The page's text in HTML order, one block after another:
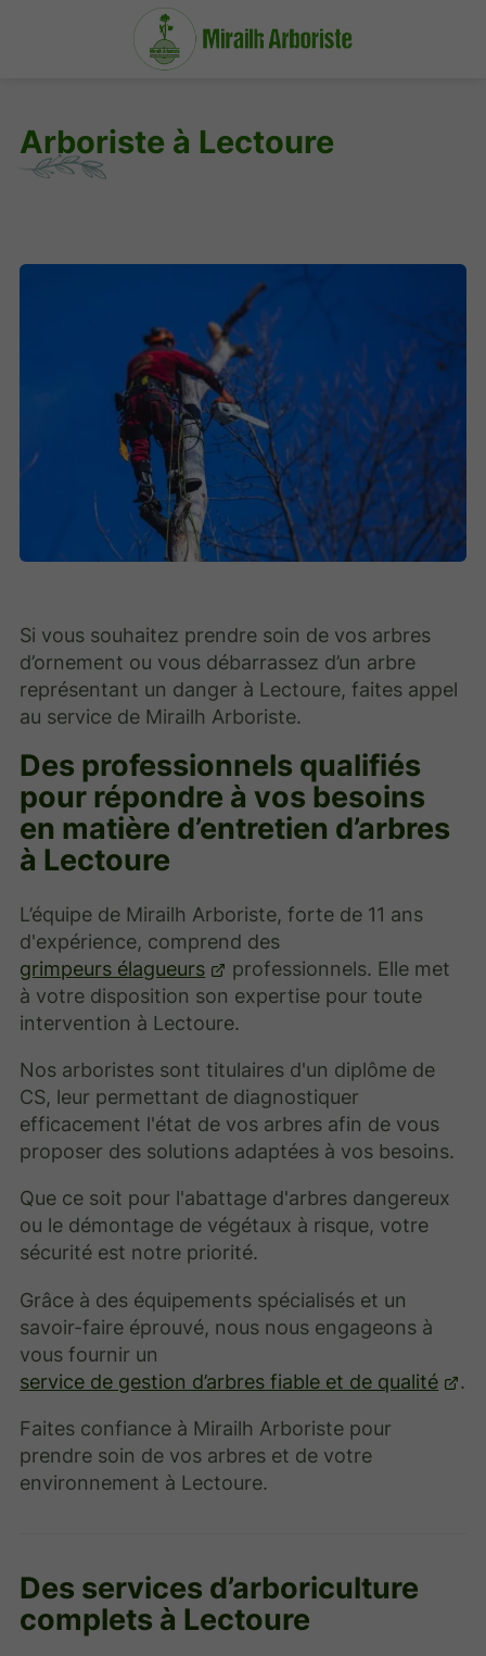
Arboriste à Lectoure
Si vous souhaitez prendre soin de vos arbres
d’ornement ou vous débarrassez d’un arbre
représentant un danger à Lectoure, faites appel
au service de Mirailh Arboriste.
Des professionnels qualifiés
pour répondre à vos besoins
en matière d’entretien d’arbres
à Lectoure
L’équipe de Mirailh Arboriste, forte de 11 ans
d'expérience, comprend des
grimpeurs élagueurs
professionnels. Elle met
à votre disposition son expertise pour toute
intervention à Lectoure.
Nos arboristes sont titulaires d'un diplôme de
CS, leur permettant de diagnostiquer
efficacement l'état de vos arbres afin de vous
proposer des solutions adaptées à vos besoins.
Que ce soit pour l'abattage d'arbres dangereux
ou le démontage de végétaux à risque, votre
sécurité est notre priorité.
Grâce à des équipements spécialisés et un
savoir-faire éprouvé, nous nous engageons à
vous fournir un
service de gestion d’arbres fiable et de qualité
.
Faites confiance à Mirailh Arboriste pour
prendre soin de vos arbres et de votre
environnement à Lectoure.
Des services d’arboriculture
complets à Lectoure